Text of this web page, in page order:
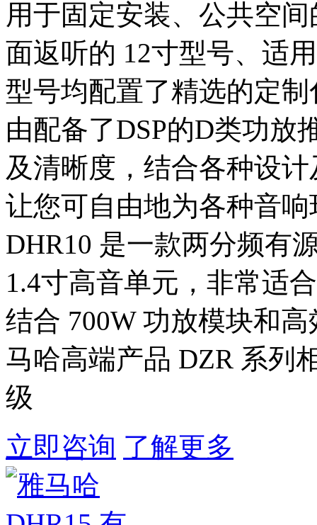
用于固定安装、公共空
面返听的 12寸型号、适
型号均配置了精选的定
由配备了DSP的D类功放
及清晰度，结合各种设
让您可自由地为各种音
DHR10 是一款两分频有
1.4寸高音单元，非常适
结合 700W 功放模块和
马哈高端产品 DZR 系列
级
立即咨询 了解更多